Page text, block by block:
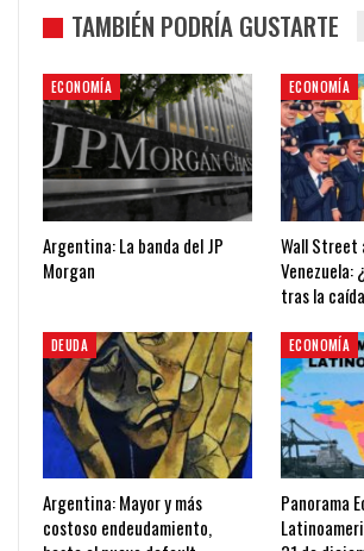
TAMBIÉN PODRÍA GUSTARTE
ECONOMÍA
Argentina: La banda del JP
Morgan
ECONOMÍA
Wall Street
Venezuela:
tras la
DEUDA
Argentina: Mayor y más
costoso endeudamiento,
ECONOMÍA
Panorama